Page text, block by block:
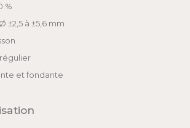
%
±2,5 à ±5,6 mm
et fondante